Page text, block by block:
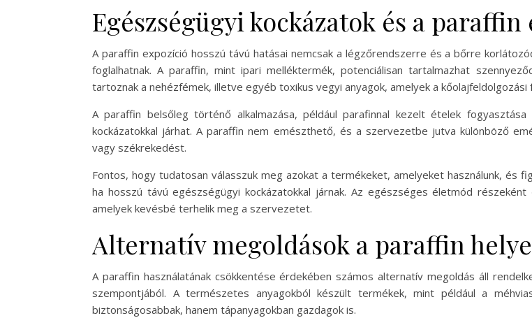
Egészségügyi kockázatok és a
A paraffin expozíció hosszú távú hatásai nemcsak a légzőrendszerre és a bőrre
foglalhatnak. A paraffin, mint ipari melléktermék, potenciálisan tartalmazhat
tartoznak a nehézfémek, illetve egyéb toxikus vegyi anyagok, amelyek a
A paraffin belsőleg történő alkalmazása, például parafinnal kezelt ételek
kockázatokkal járhat. A paraffin nem emészthető, és a szervezetbe jutva különböző
vagy székrekedést.
Fontos, hogy tudatosan válasszuk meg azokat a termékeket, amelyeket használunk, és
ha hosszú távú egészségügyi kockázatokkal járnak. Az egészséges életmód
amelyek kevésbé terhelik meg a szervezetet.
Alternatív megoldások a paraffin
A paraffin használatának csökkentése érdekében számos alternatív megoldás áll
szempontjából. A természetes anyagokból készült termékek, mint például a
biztonságosabbak, hanem tápanyagokban gazdagok is.